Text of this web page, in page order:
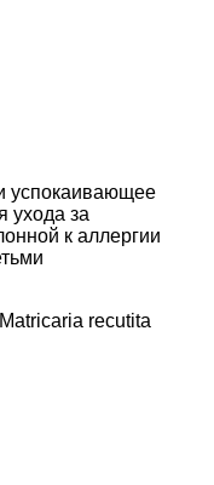
успокаивающее
ухода за
к аллергии
recutita